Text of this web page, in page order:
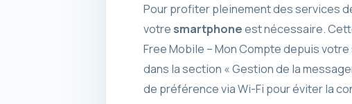
Pour profiter pleinement des services
votre smartphoneest nécessaire.
Free Mobile – Mon Compte depuis
dans la section « Gestion de la
de préférence via Wi-Fi pour éviter la